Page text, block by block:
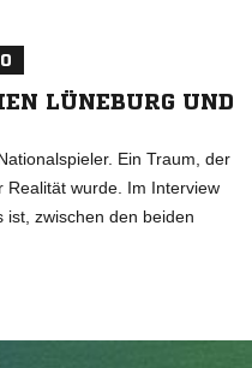
LÜNEBURG UND
Ein Traum, der
wurde. Im Interview
ist, zwischen den beiden